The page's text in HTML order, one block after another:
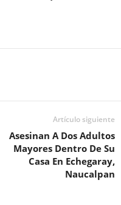
Artículo siguiente
Asesinan A Dos Adultos
Mayores Dentro De Su
Casa En Echegaray,
Naucalpan